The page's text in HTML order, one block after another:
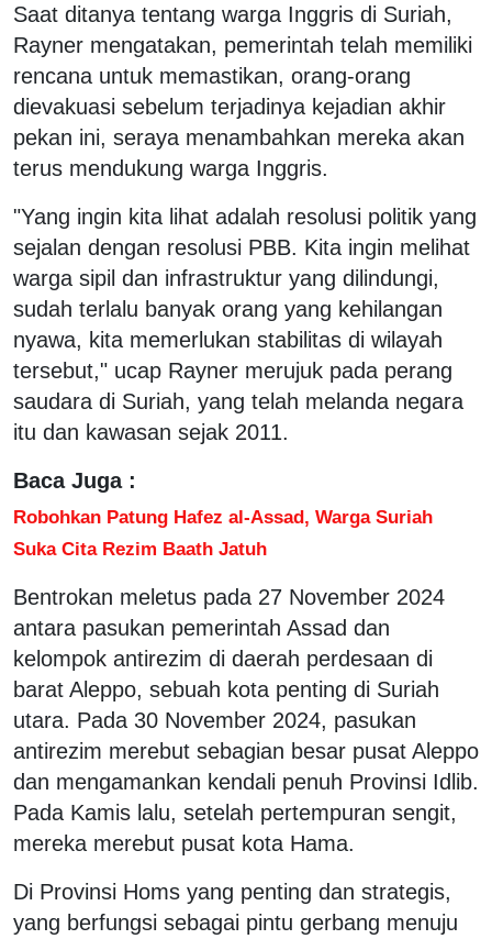
Saat ditanya tentang warga Inggris di Suriah,
Rayner mengatakan, pemerintah telah memiliki
rencana untuk memastikan, orang-orang
dievakuasi sebelum terjadinya kejadian akhir
pekan ini, seraya menambahkan mereka akan
terus mendukung warga Inggris.
"Yang ingin kita lihat adalah resolusi politik yang
sejalan dengan resolusi PBB. Kita ingin melihat
warga sipil dan infrastruktur yang dilindungi,
sudah terlalu banyak orang yang kehilangan
nyawa, kita memerlukan stabilitas di wilayah
tersebut," ucap Rayner merujuk pada perang
saudara di Suriah, yang telah melanda negara
itu dan kawasan sejak 2011.
Baca Juga :
Robohkan Patung Hafez al-Assad, Warga Suriah
Suka Cita Rezim Baath Jatuh
Bentrokan meletus pada 27 November 2024
antara pasukan pemerintah Assad dan
kelompok antirezim di daerah perdesaan di
barat Aleppo, sebuah kota penting di Suriah
utara. Pada 30 November 2024, pasukan
antirezim merebut sebagian besar pusat Aleppo
dan mengamankan kendali penuh Provinsi Idlib.
Pada Kamis lalu, setelah pertempuran sengit,
mereka merebut pusat kota Hama.
Di Provinsi Homs yang penting dan strategis,
yang berfungsi sebagai pintu gerbang menuju